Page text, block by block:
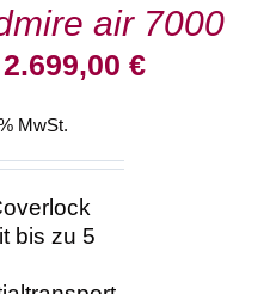
air 7000
Ursprünglicher
war:
2.699,00€Aktueller
MwSt.
bis zu 5